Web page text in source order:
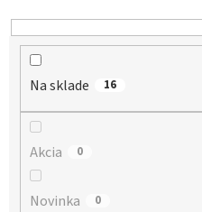
Na sklade 16
Akcia 0
Novinka 0